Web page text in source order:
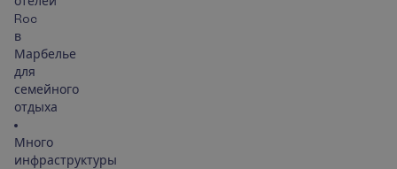
Roc
в
Марбелье
для
семейного
отдыха
Много
инфраструктуры